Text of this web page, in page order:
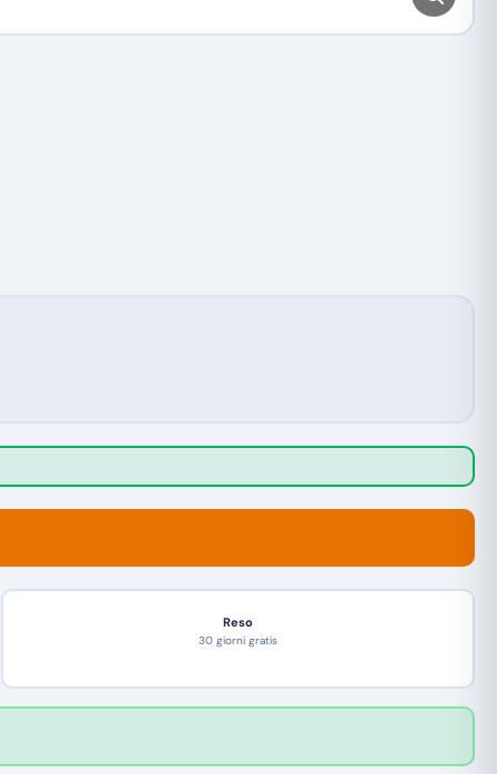
Reso
30 giorni gratis